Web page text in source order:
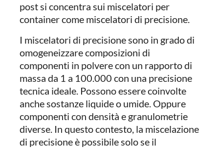
post si concentra sui miscelatori per
container come miscelatori di precisione.
I miscelatori di precisione sono in grado di
omogeneizzare composizioni di
componenti in polvere con un rapporto di
massa da 1 a 100.000 con una precisione
tecnica ideale. Possono essere coinvolte
anche sostanze liquide o umide. Oppure
componenti con densità e granulometrie
diverse. In questo contesto, la miscelazione
di precisione è possibile solo se il